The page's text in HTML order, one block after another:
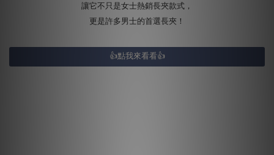
讓它不只是女士熱銷長夾款式，
更是許多男士的首選長夾！
👍點我來看看👍